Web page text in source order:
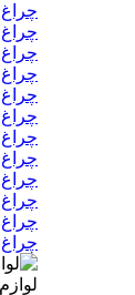
چراغ
چراغ
چراغ
چراغ
چراغ‌